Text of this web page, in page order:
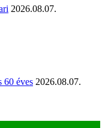
2026.08.07.
60 éves 2026.08.07.